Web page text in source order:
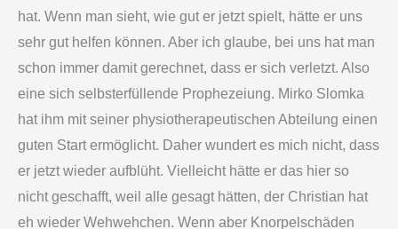
hat. Wenn man sieht, wie gut er jetzt spielt, hätte er uns
sehr gut helfen können. Aber ich glaube, bei uns hat man
schon immer damit gerechnet, dass er sich verletzt. Also
eine sich selbsterfüllende Prophezeiung. Mirko Slomka
hat ihm mit seiner physiotherapeutischen Abteilung einen
guten Start ermöglicht. Daher wundert es mich nicht, dass
er jetzt wieder aufblüht. Vielleicht hätte er das hier so
nicht geschafft, weil alle gesagt hätten, der Christian hat
eh wieder Wehwehchen. Wenn aber Knorpelschäden